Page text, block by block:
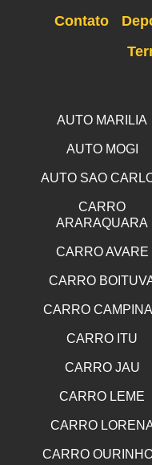
Contato
AUTO MARILIA
AUTO MOGI
AUTO SAO
CARRO
ARARAQUARA
CARRO AVARE
CARRO
CARRO
CARRO ITU
CARRO JAU
CARRO LEME
CARRO
CARRO